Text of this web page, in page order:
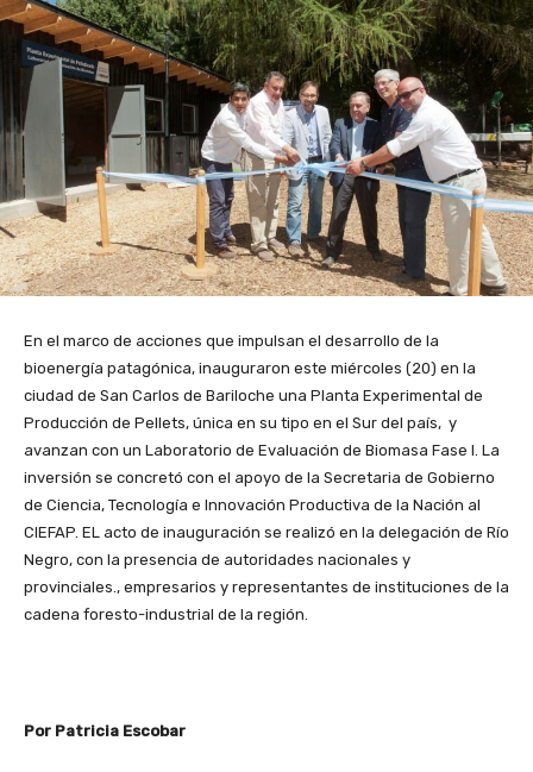
En el marco de acciones que impulsan el desarrollo de la
bioenergía patagónica, inauguraron este miércoles (20) en la
ciudad de San Carlos de Bariloche una Planta Experimental de
Producción de Pellets, única en su tipo en el Sur del país, y
avanzan con un Laboratorio de Evaluación de Biomasa Fase I. La
inversión se concretó con el apoyo de la Secretaria de Gobierno
de Ciencia, Tecnología e Innovación Productiva de la Nación al
CIEFAP. EL acto de inauguración se realizó en la delegación de Río
Negro, con la presencia de autoridades nacionales y
provinciales., empresarios y representantes de instituciones de la
cadena foresto-industrial de la región.
Por Patricia Escobar